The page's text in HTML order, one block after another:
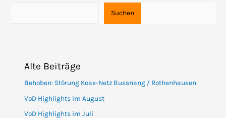
Suchen
Alte Beiträge
Behoben: Störung Koax-Netz Bussnang / Rothenhausen
VoD Highlights im August
VoD Highlights im Juli